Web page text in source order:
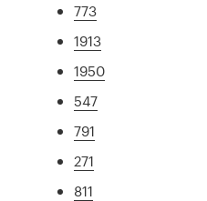
773
1913
1950
547
791
271
811